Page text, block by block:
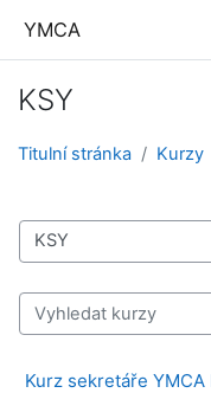
YMCA
KSY
Titulní stránka Kurzy
Kategorie kurzů
Vyhledat kurzy
Kurz sekretáře YMCA